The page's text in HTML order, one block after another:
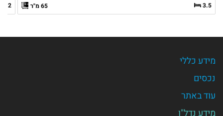
3.5 65 מ"ר 2
מידע כללי
נכסים
עוד באתר
מידע נדל"ן